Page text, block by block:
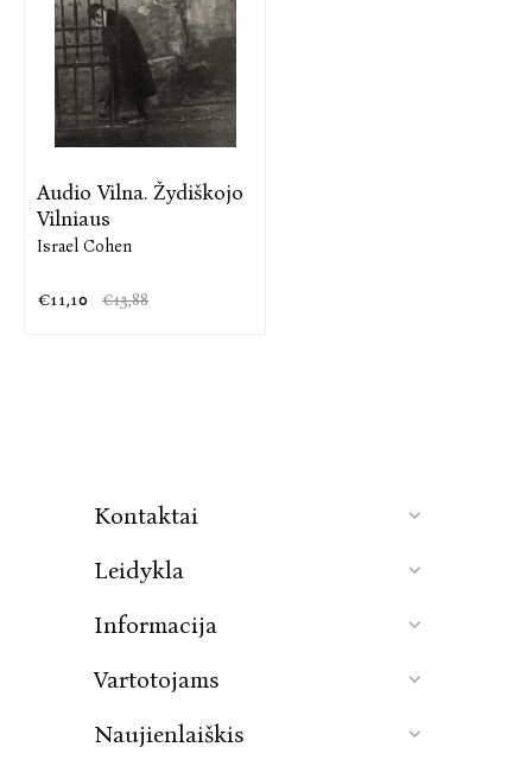
Audio Vilna. Žydiškojo
Vilniaus
Israel Cohen
€11,10 €13,88
Kontaktai
Leidykla
Informacija
Vartotojams
Naujienlaiškis